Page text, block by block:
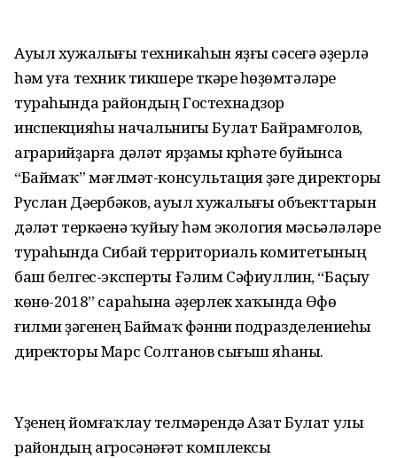
Ауыл хужалығы техникаһын яҙғы сәсеүгә әҙерләү
һәм уға техник тикшереү үткәреү һөҙөмтәләре
тураһында райондың Гостехнадзор
инспекцияһы начальнигы Булат Байрамғолов,
аграрийҙарға дәүләт ярҙамы күрһәтеү буйынса
“Баймаҡ” мәғлүмәт-консультация үҙәге директоры
Руслан Дәүербәков, ауыл хужалығы объекттарын
дәүләт теркәүенә ҡуйыу һәм экология мәсьәләләре
тураһында Сибай территориаль комитетының
баш белгес-эксперты Ғәлим Сәфиуллин, “Баҫыу
көнө-2018” сараһына әҙерлек хаҡында Өфө
ғилми үҙәгенең Баймаҡ фәнни подразделениеһы
директоры Марс Солтанов сығыш яһаны.
Үҙенең йомғаҡлау телмәрендә Азат Булат улы
райондың агросәнәғәт комплексы